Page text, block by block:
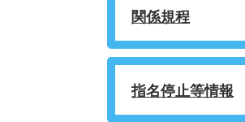
関係規程
指名停止等情報